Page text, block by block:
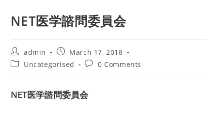
NET医学諮問委員会
Post
author:
admin
Post
published:
March 17, 2018
PostUncategorised
Post0 Comments
NET医学諮問委員会